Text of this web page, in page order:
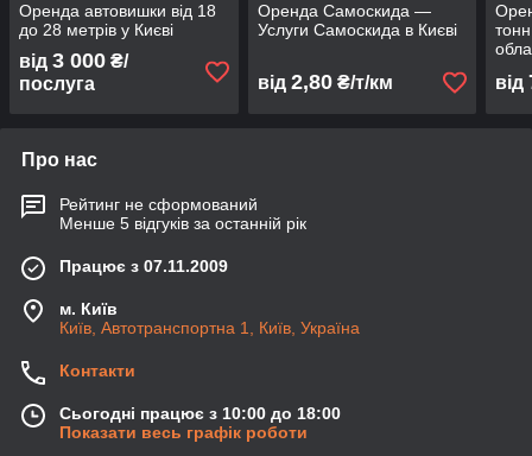
Оренда автовишки від 18
до 28 метрів у Києві
від 3 000 ₴/
послуга
Оренда Самоскида —
Услуги Самоскида в Києві
від 2,80₴/т/км
тонн
від
Про нас
Рейтинг не сформований
Менше 5 відгуків за останній рік
Працює з 07.11.2009
м. Київ
Київ, Автотранспортна 1, Київ, Україна
Контакти
Сьогодні працює з 10:00 до 18:00
Показати весь графік роботи